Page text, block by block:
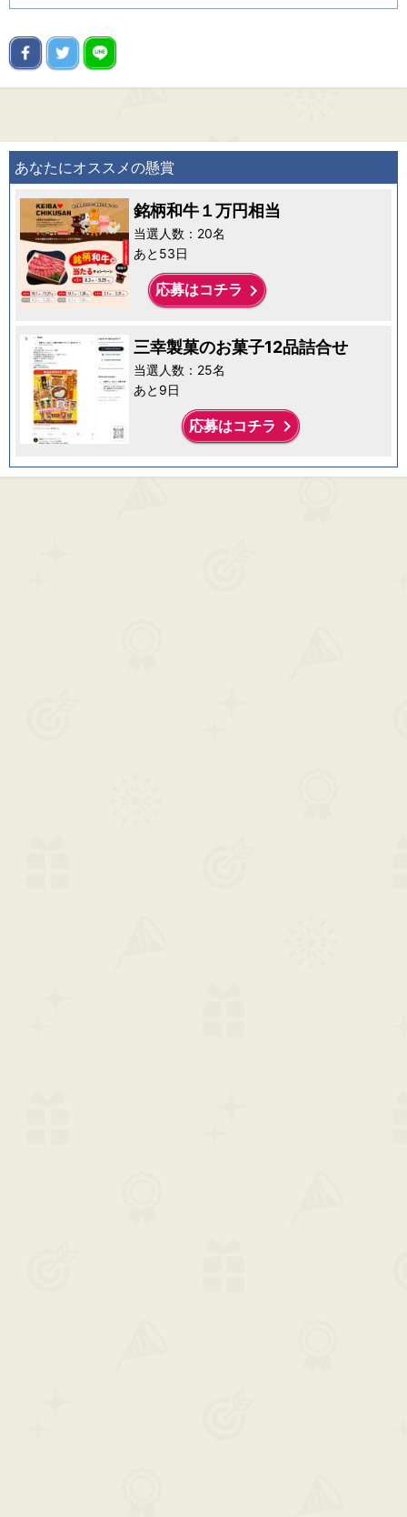
あなたにオススメの懸賞
銘柄和牛１万円相当
当選人数：20名
あと53日
応募はコチラ keyboard_arrow_right
三幸製菓のお菓子12品詰合せ
当選人数：25名
あと9日
応募はコチラ keyboard_arrow_right